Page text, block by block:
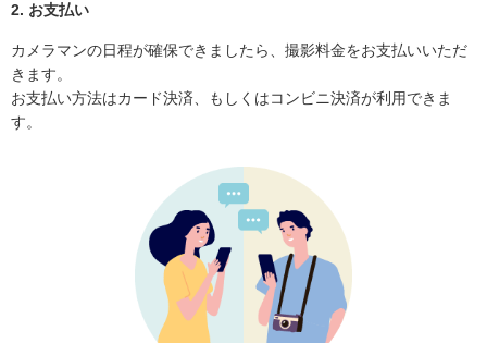
2. お支払い
カメラマンの日程が確保できましたら、撮影料金をお支払いいただ
きます。
お支払い方法はカード決済、もしくはコンビニ決済が利用できま
す。